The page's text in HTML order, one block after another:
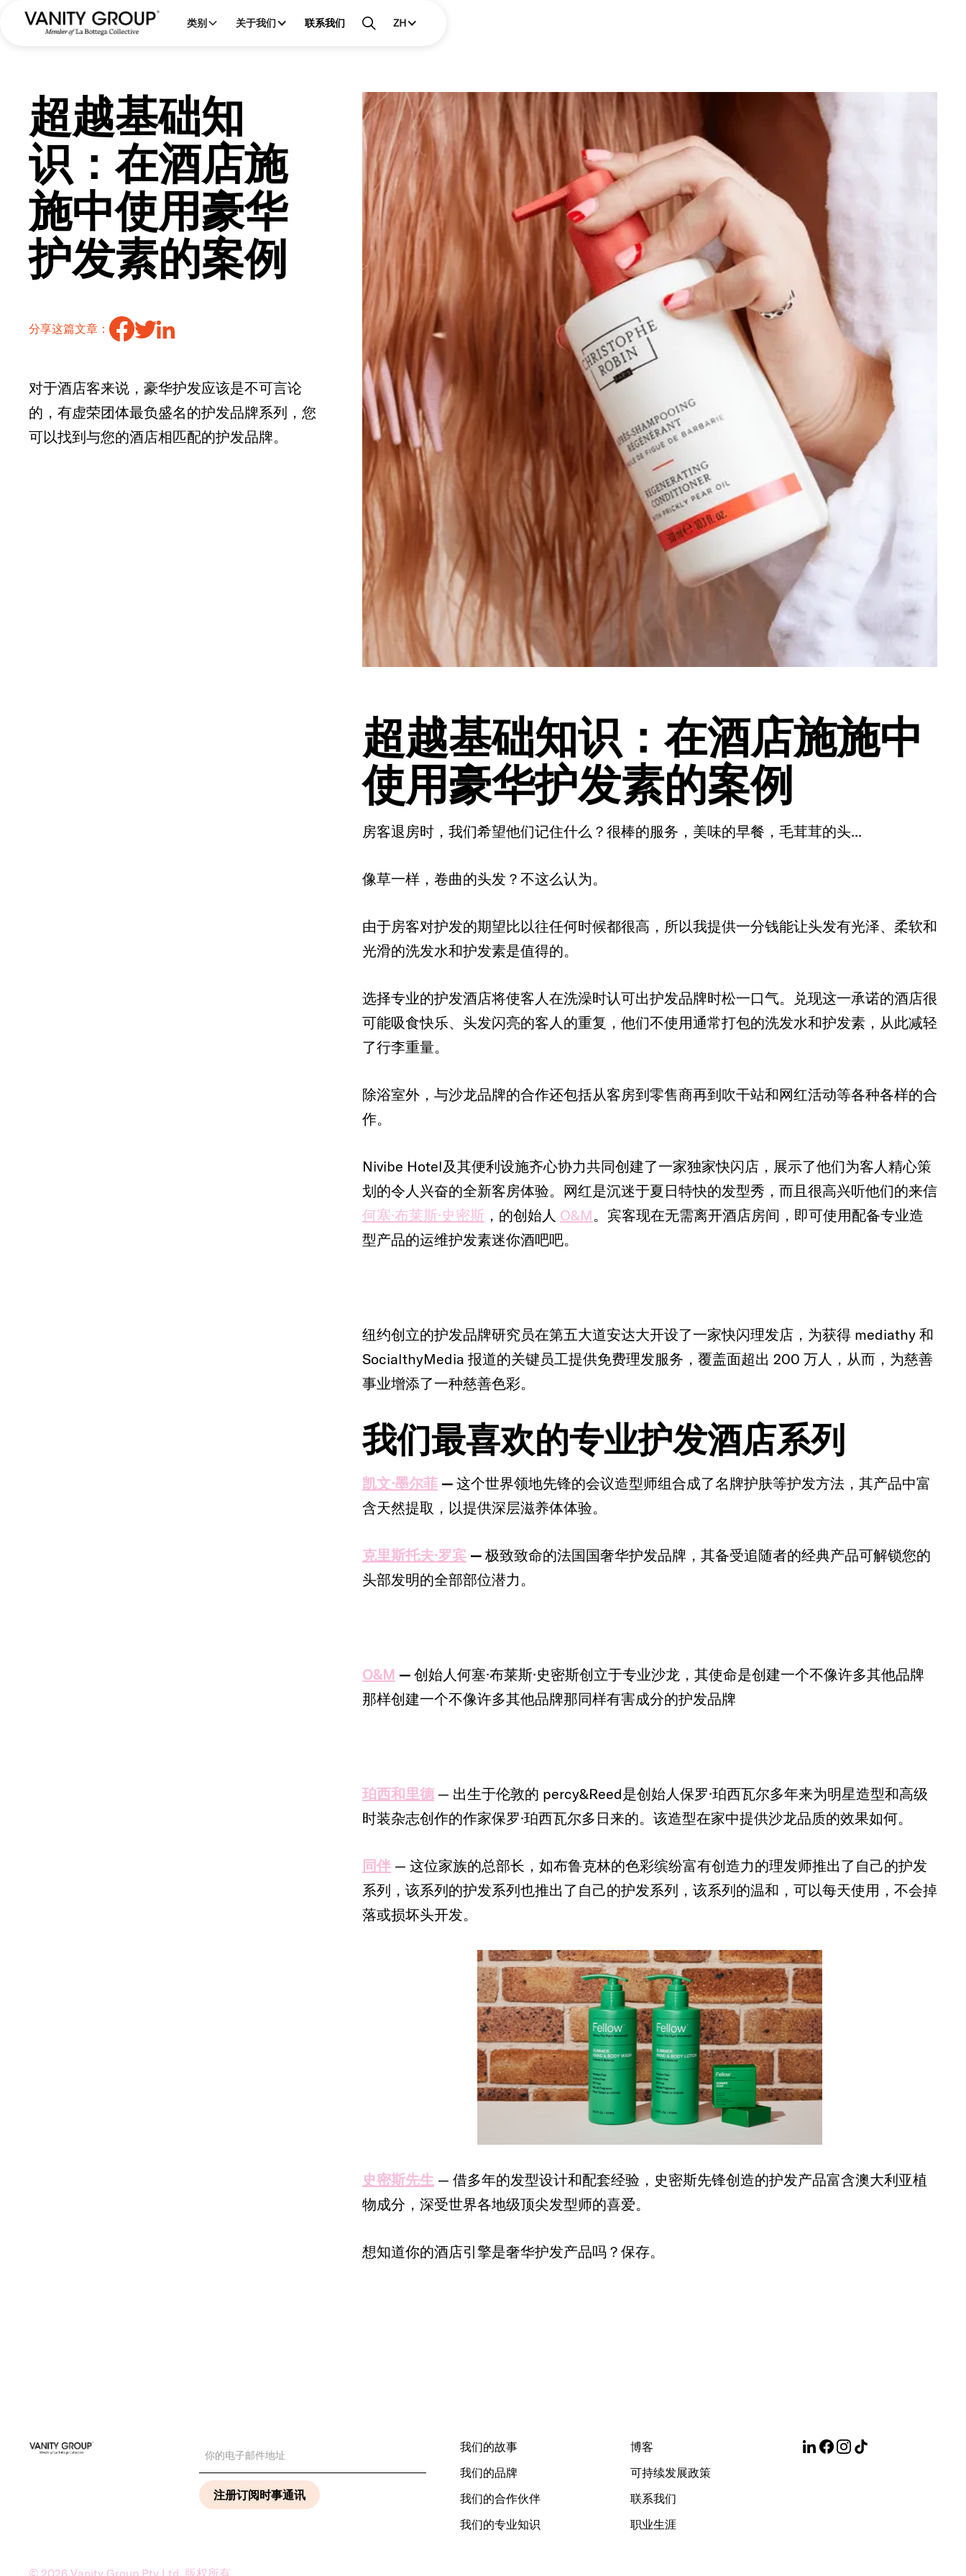
类别 关于我们 联系我们 ZH
超越基础知
识：在酒店施
施中使用豪华
护发素的案例
分享这篇文章：
对于酒店客来说，豪华护发应该是不可言论
的，有虚荣团体最负盛名的护发品牌系列，您
可以找到与您的酒店相匹配的护发品牌。
超越基础知识：在酒店施施中
使用豪华护发素的案例
房客退房时，我们希望他们记住什么？很棒的服务，美味的早餐，毛茸茸的头...
像草一样，卷曲的头发？不这么认为。
由于房客对护发的期望比以往任何时候都很高，所以我提供一分钱能让头发有光泽、柔软和
光滑的洗发水和护发素是值得的。
选择专业的护发酒店将使客人在洗澡时认可出护发品牌时松一口气。兑现这一承诺的酒店很
可能吸食快乐、头发闪亮的客人的重复，他们不使用通常打包的洗发水和护发素，从此减轻
了行李重量。
除浴室外，与沙龙品牌的合作还包括从客房到零售商再到吹干站和网红活动等各种各样的合
作。
Nivibe Hotel及其便利设施齐心协力共同创建了一家独家快闪店，展示了他们为客人精心策
划的令人兴奋的全新客房体验。网红是沉迷于夏日特快的发型秀，而且很高兴听他们的来信
何塞·布莱斯·史密斯 ，的创始人 O&M。宾客现在无需离开酒店房间，即可使用配备专业造
型产品的运维护发素迷你酒吧吧。
纽约创立的护发品牌研究员在第五大道安达大开设了一家快闪理发店，为获得 mediathy 和
SocialthyMedia 报道的关键员工提供免费理发服务，覆盖面超出 200 万人，从而，为慈善
事业增添了一种慈善色彩。
我们最喜欢的专业护发酒店系列
凯文·墨尔菲 — 这个世界领地先锋的会议造型师组合成了名牌护肤等护发方法，其产品中富
含天然提取，以提供深层滋养体体验。
克里斯托夫·罗宾 — 极致致命的法国国奢华护发品牌，其备受追随者的经典产品可解锁您的
头部发明的全部部位潜力。
O&M — 创始人何塞·布莱斯·史密斯创立于专业沙龙，其使命是创建一个不像许多其他品牌
那样创建一个不像许多其他品牌那同样有害成分的护发品牌
珀西和里德 — 出生于伦敦的 percy&Reed是创始人保罗·珀西瓦尔多年来为明星造型和高级
时装杂志创作的作家保罗·珀西瓦尔多日来的。该造型在家中提供沙龙品质的效果如何。
同伴 — 这位家族的总部长，如布鲁克林的色彩缤纷富有创造力的理发师推出了自己的护发
系列，该系列的护发系列也推出了自己的护发系列，该系列的温和，可以每天使用，不会掉
落或损坏头开发。
史密斯先生 — 借多年的发型设计和配套经验，史密斯先锋创造的护发产品富含澳大利亚植
物成分，深受世界各地级顶尖发型师的喜爱。
想知道你的酒店引擎是奢华护发产品吗？保存。
我们的故事
我们的品牌
我们的合作伙伴
我们的专业知识
博客
可持续发展政策
联系我们
职业生涯
© 2026 Vanity Group Pty Ltd. 版权所有。